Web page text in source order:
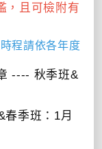
，且可檢附有
程請依各年度
---- 秋季班&
季班：1月